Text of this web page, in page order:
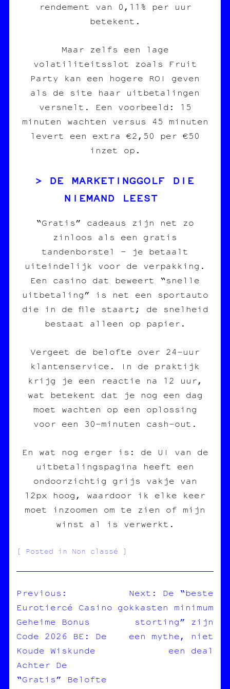
rendement van 0,11% per uur
betekent.
Maar zelfs een lage
volatiliteitsslot zoals Fruit
Party kan een hogere ROI geven
als de site haar uitbetalingen
versnelt. Een voorbeeld: 15
minuten wachten versus 45 minuten
levert een extra €2,50 per €50
inzet op.
DE MARKETINGGOLF DIE
NIEMAND LEEST
“Gratis” cadeaus zijn net zo
zinloos als een gratis
tandenborstel – je betaalt
uiteindelijk voor de verpakking.
Een casino dat beweert “snelle
uitbetaling” is net een sportauto
die in de file staart; de snelheid
bestaat alleen op papier.
Vergeet de belofte over 24‑uur
klantenservice. In de praktijk
krijg je een reactie na 12 uur,
wat betekent dat je nog een dag
moet wachten op een oplossing
voor een 30‑minuten cash‑out.
En wat nog erger is: de UI van de
uitbetalingspagina heeft een
ondoorzichtig grijs vakje van
12px hoog, waardoor ik elke keer
moet inzoomen om te zien of mijn
winst al is verwerkt.
Posted in Non classé
NAVIGATION
DE
L’ARTICLE
Previous:
Eurotiercé Casino
Geheime Bonus
Code 2026 BE: De
Koude Wiskunde
Achter De
“Gratis” Belofte
Next:
De “beste
gokkasten minimum
storting” zijn
een mythe, niet
een deal